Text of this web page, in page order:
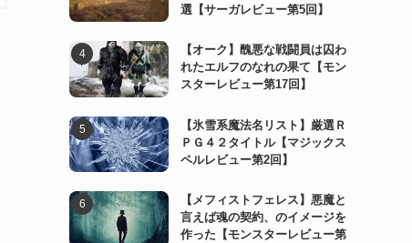
選【サーガレビュー第5回】
【オーク】醜悪な戦闘員は囚わ
れたエルフのなれの果て【モン
スターレビュー第17回】
【氷雪系魔法名リスト】厳選Ｒ
ＰＧ４２タイトル【マジックス
ペルレビュー第2回】
【メフィストフェレス】悪魔と
言えば魂の契約、のイメージを
作った【モンスターレビュー第